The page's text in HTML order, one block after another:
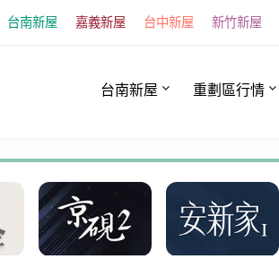
台南新屋 嘉義新屋 台中新屋 新竹新屋
台南新屋 重劃區行情